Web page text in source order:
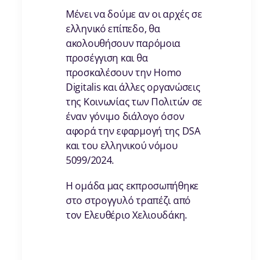
Μένει να δούμε αν οι αρχές σε
ελληνικό επίπεδο, θα
ακολουθήσουν παρόμοια
προσέγγιση και θα
προσκαλέσουν την Homo
Digitalis και άλλες οργανώσεις
της Κοινωνίας των Πολιτών σε
έναν γόνιμο διάλογο όσον
αφορά την εφαρμογή της DSA
και του ελληνικού νόμου
5099/2024.
Η ομάδα μας εκπροσωπήθηκε
στο στρογγυλό τραπέζι από
τον Ελευθέριο Χελιουδάκη.